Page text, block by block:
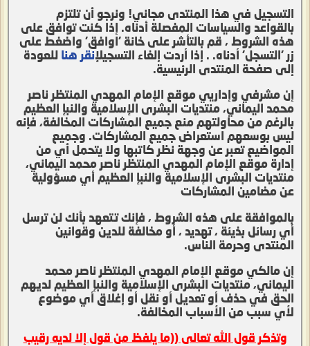
التسجيل في هذا المنتدى مجاني! ونرجو أن تلتزم
بالقواعد والسياسات المفصلة أدناه. إذا كنت توافق على
هذه الشروط ، قم بالتأشر على خانة 'اوافق' واضغط على
زر 'التسجل' أدناه. . إذا أردت إلغاء التسجيلإنقر هنا للعودة
إلى صفحة المنتدى الرئيسية.
إن مشرفي وإداريي موقع الإمام المهدي المنتظر ناصر
محمد اليماني، منتديات البشرى الإسلامية والنبإ العظيم
بالرغم من محاولتهم منع جميع المشاركات المخالفة، فإنه
ليس بوسعهم استعراض جميع المشاركات. وجميع
المواضيع تعبر عن وجهة نظر كاتبها ولا يتحمل أي من
إدارة موقع الإمام المهدي المنتظر ناصر محمد اليماني،
منتديات البشرى الإسلامية والنبإ العظيم أي مسؤولية
عن مضامين المشاركات
بالموافقة على هذه الشروط ، فإنك تتعهد بأنك لن ترسل
أي رسائل بذيئة ، تهديد ، أو مخالفة للدين وقوانين
المنتدى وحرمة الناس.
إن مالكي موقع الإمام المهدي المنتظر ناصر محمد
اليماني، منتديات البشرى الإسلامية والنبإ العظيم لديهم
الحق في حذف أو تعديل أو نقل أو إغلاق أي موضوع
لأي سبب من الأسباب المخالفة.
وتذكر قول الله تعالى ((ما يلفظ من قول إلا لديه رقيب